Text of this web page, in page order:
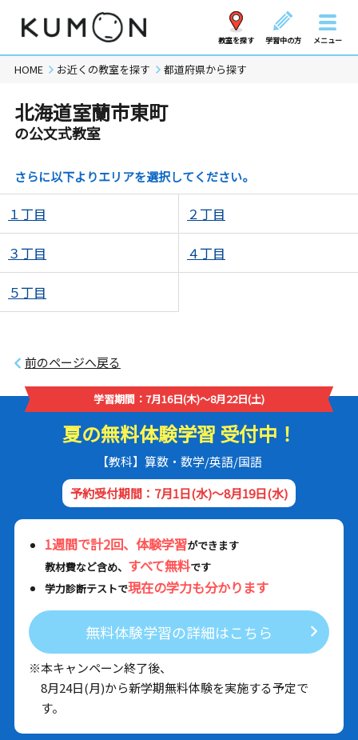
教室を探す 学習中の方 メニュー
HOME お近くの教室を探す 都道府県から探す
北海道室蘭市東町
の公文式教室
さらに以下よりエリアを選択してください。
１丁目 ２丁目
３丁目 ４丁目
５丁目
前のページへ戻る
学習期間：7月16日(木)～8月22日(土)
夏の無料体験学習 受付中！
【教科】算数・数学/英語/国語
予約受付期間：7月1日(水)～8月19日(水)
1週間で計2回、体験学習ができます
教材費など含め、 すべて無料です
学力診断テストで現在の学力も分かります
無料体験学習の詳細はこちら
※本キャンペーン終了後、
8月24日(月)から新学期無料体験を実施する予定で
す。